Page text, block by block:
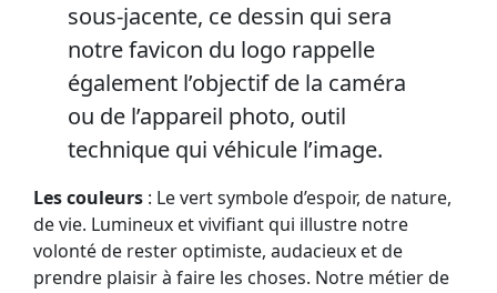
sous-jacente, ce dessin qui sera
notre favicon du logo rappelle
également l’objectif de la caméra
ou de l’appareil photo, outil
technique qui véhicule l’image.
Les couleurs : Le vert symbole d’espoir, de nature,
de vie. Lumineux et vivifiant qui illustre notre
volonté de rester optimiste, audacieux et de
prendre plaisir à faire les choses. Notre métier de